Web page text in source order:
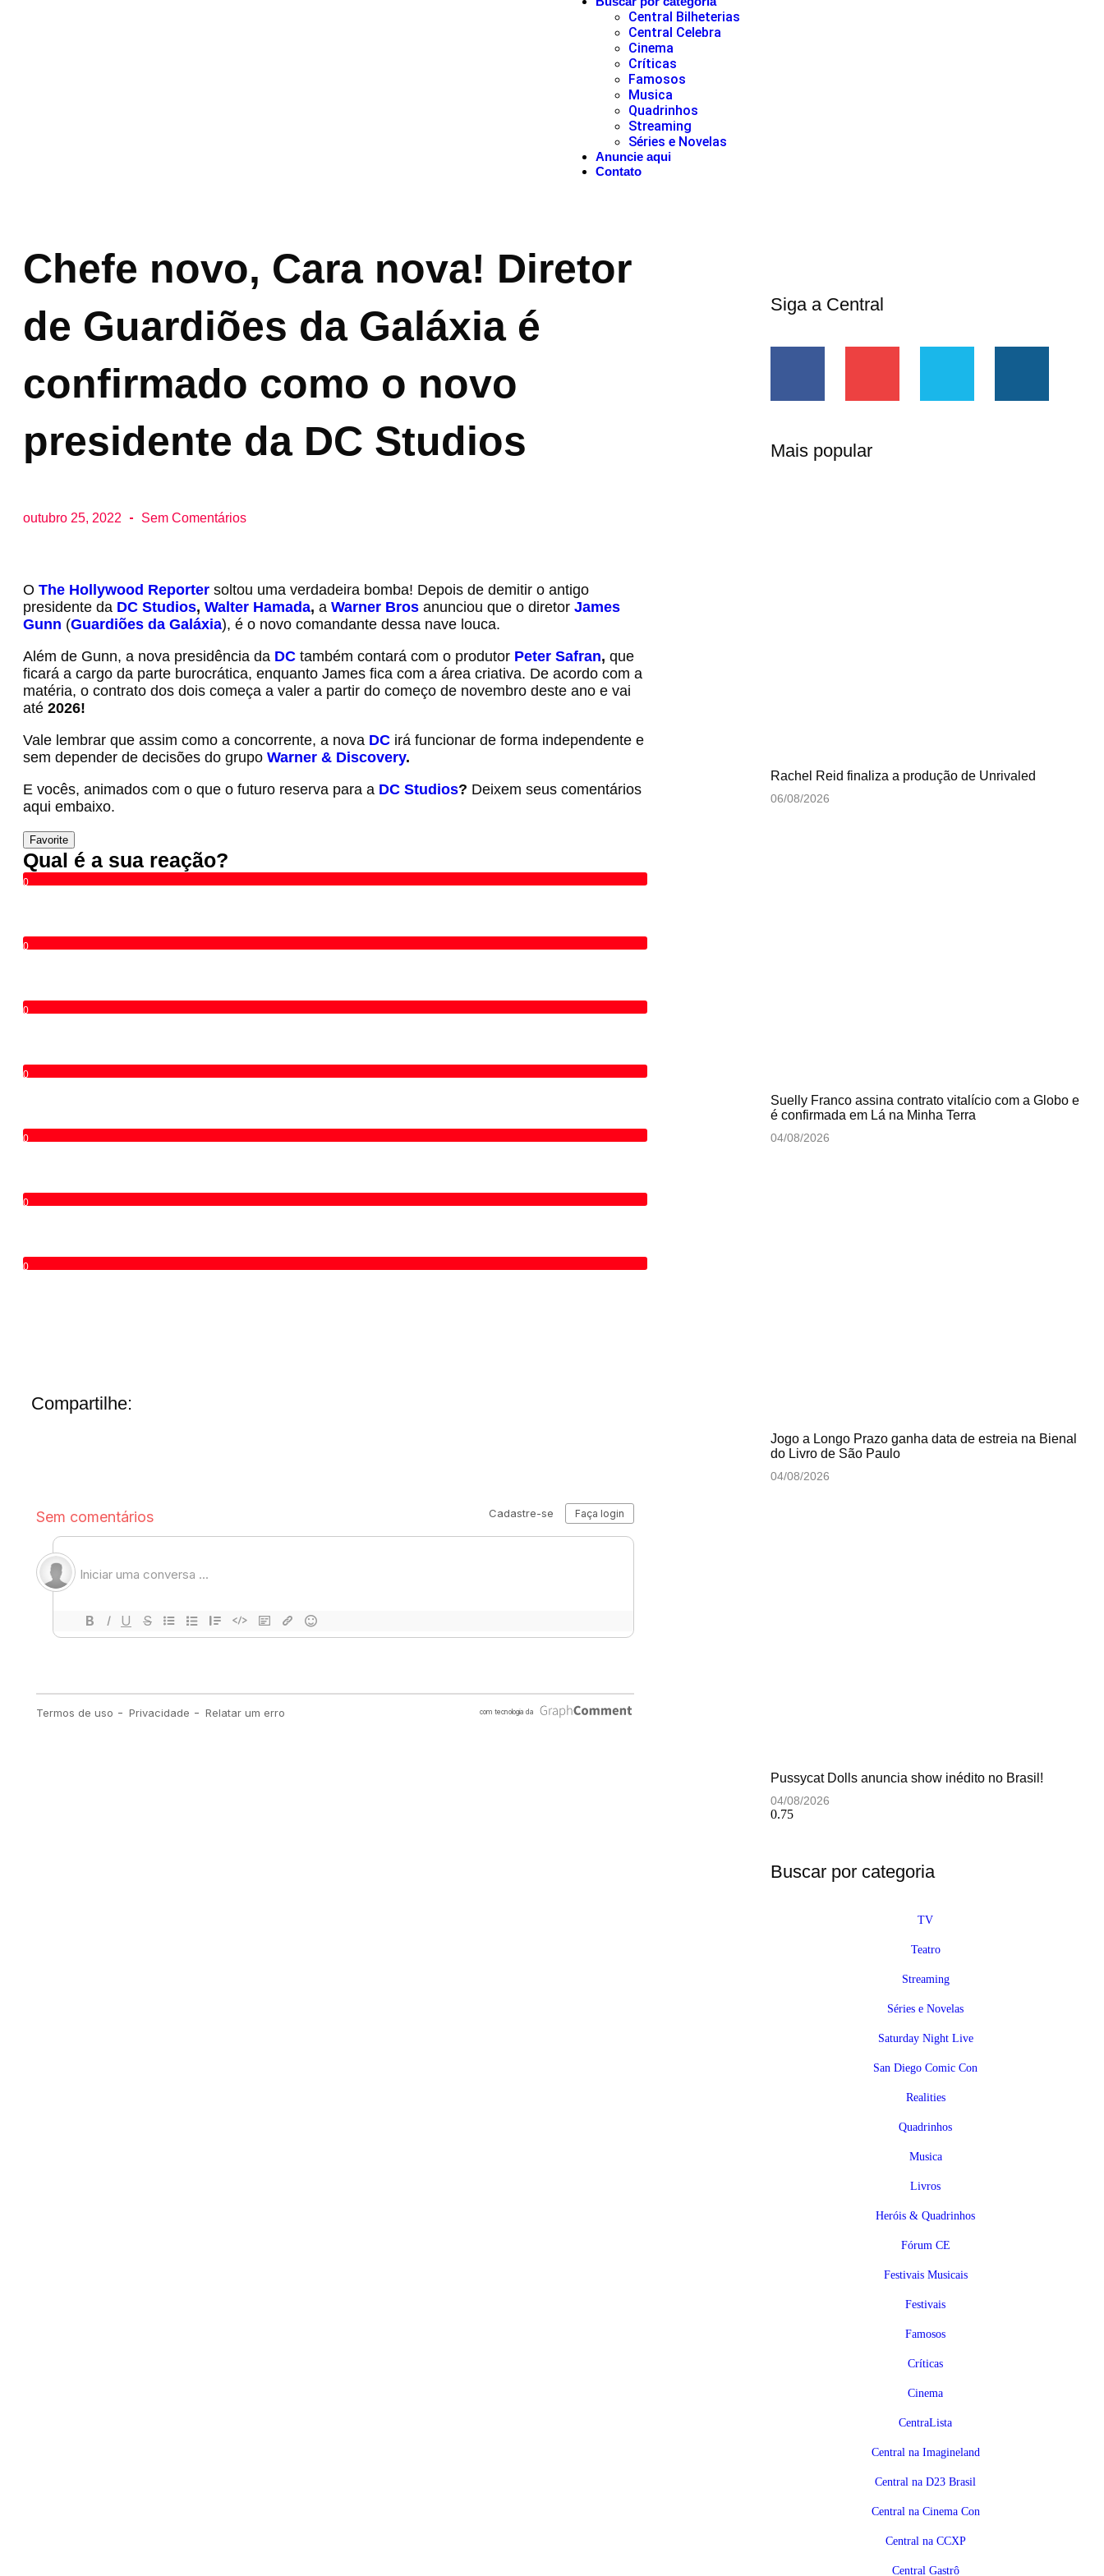
Central Bilheterias
Central Celebra
Cinema
Críticas
Famosos
Musica
Quadrinhos
Streaming
Séries e Novelas
Anuncie aqui
Contato
Chefe novo, Cara nova! Diretor
de Guardiões da Galáxia é
confirmado como o novo
presidente da DC Studios
outubro 25, 2022 Sem Comentários
O The Hollywood Reporter soltou uma verdadeira bomba! Depois de demitir o antigo
presidente da DC Studios, Walter Hamada, a Warner Bros anunciou que o diretor James
Gunn (Guardiões da Galáxia), é o novo comandante dessa nave louca.
Além de Gunn, a nova presidência da DC também contará com o produtor Peter Safran, que
ficará a cargo da parte burocrática, enquanto James fica com a área criativa. De acordo com a
matéria, o contrato dos dois começa a valer a partir do começo de novembro deste ano e vai
até 2026!
Vale lembrar que assim como a concorrente, a nova DC irá funcionar de forma independente e
sem depender de decisões do grupo Warner & Discovery.
E vocês, animados com o que o futuro reserva para a DC Studios? Deixem seus comentários
aqui embaixo.
Favorite
Qual é a sua reação?
0
0
0
0
0
0
0
Compartilhe:
Siga a Central
Mais popular
Rachel Reid finaliza a produção de Unrivaled
06/08/2026
Suelly Franco assina contrato vitalício com a Globo e
é confirmada em Lá na Minha Terra
04/08/2026
Jogo a Longo Prazo ganha data de estreia na Bienal
do Livro de São Paulo
04/08/2026
Pussycat Dolls anuncia show inédito no Brasil!
04/08/2026
Buscar por categoria
TV
Teatro
Streaming
Séries e Novelas
Saturday Night Live
San Diego Comic Con
Realities
Quadrinhos
Musica
Livros
Heróis & Quadrinhos
Fórum CE
Festivais Musicais
Festivais
Famosos
Críticas
Cinema
CentraLista
Central na Imagineland
Central na D23 Brasil
Central na Cinema Con
Central na CCXP
Central Gastrô